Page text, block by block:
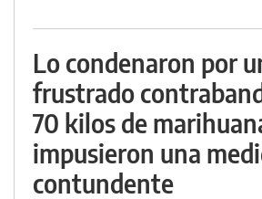
Lo condenaron por
frustrado
70 kilos de
impusieron una
contundente